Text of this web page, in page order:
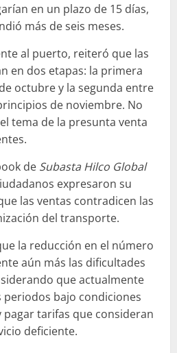
en un plazo de 15 días,
más de seis meses.
al puerto, reiteró que las
en dos etapas: la primera
octubre y la segunda entre
de noviembre. No
tema de la presunta venta
de Subasta Hilco Global
expresaron su
las ventas contradicen las
del transporte.
la reducción en el número
aún más las dificultades
que actualmente
bajo condiciones
pagar tarifas que consideran
deficiente.